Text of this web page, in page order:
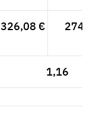
326,08 € 274,02 €
1,16